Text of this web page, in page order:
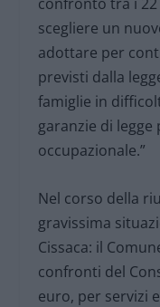
scegliere un
adottare per
previsti dalla
famiglie in
garanzie di
occupazionale.”
Nel corso della
gravissima
Cissaca: il
confronti del
euro, per servizi